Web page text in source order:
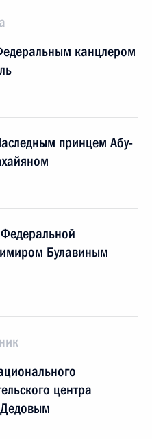
канцлером
принцем Абу-
Булавиным
центра